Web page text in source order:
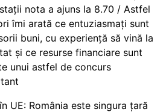
nota a ajuns la 8.70 / Astfel
îmi arată ce entuziasmați sunt
buni, cu experiență să vină la
și ce resurse financiare sunt
unui astfel de concurs
UE: România este singura țară